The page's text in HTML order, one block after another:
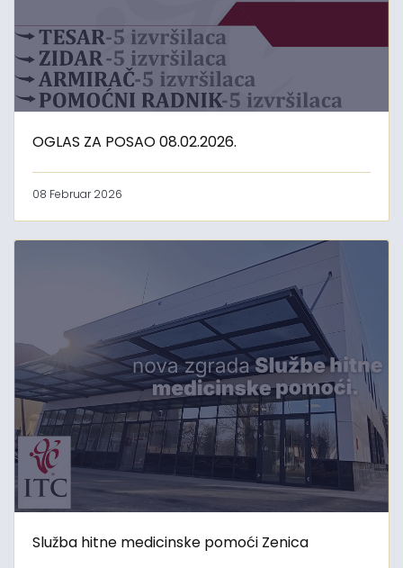
OGLAS ZA POSAO 08.02.2026.
08 Februar 2026
Služba hitne medicinske pomoći Zenica